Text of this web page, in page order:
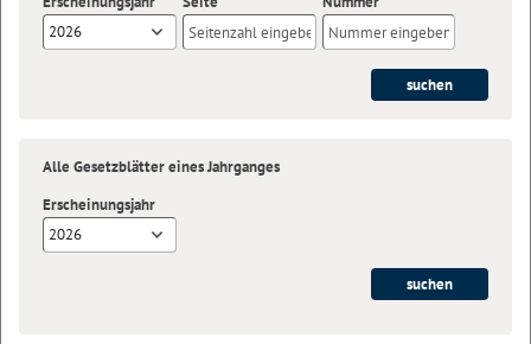
2026
Alle Gesetzblätter eines Jahrganges
Erscheinungsjahr
2026